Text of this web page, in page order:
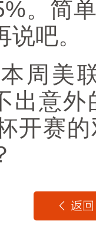
。简
吧。
周美
出意
开赛
返回